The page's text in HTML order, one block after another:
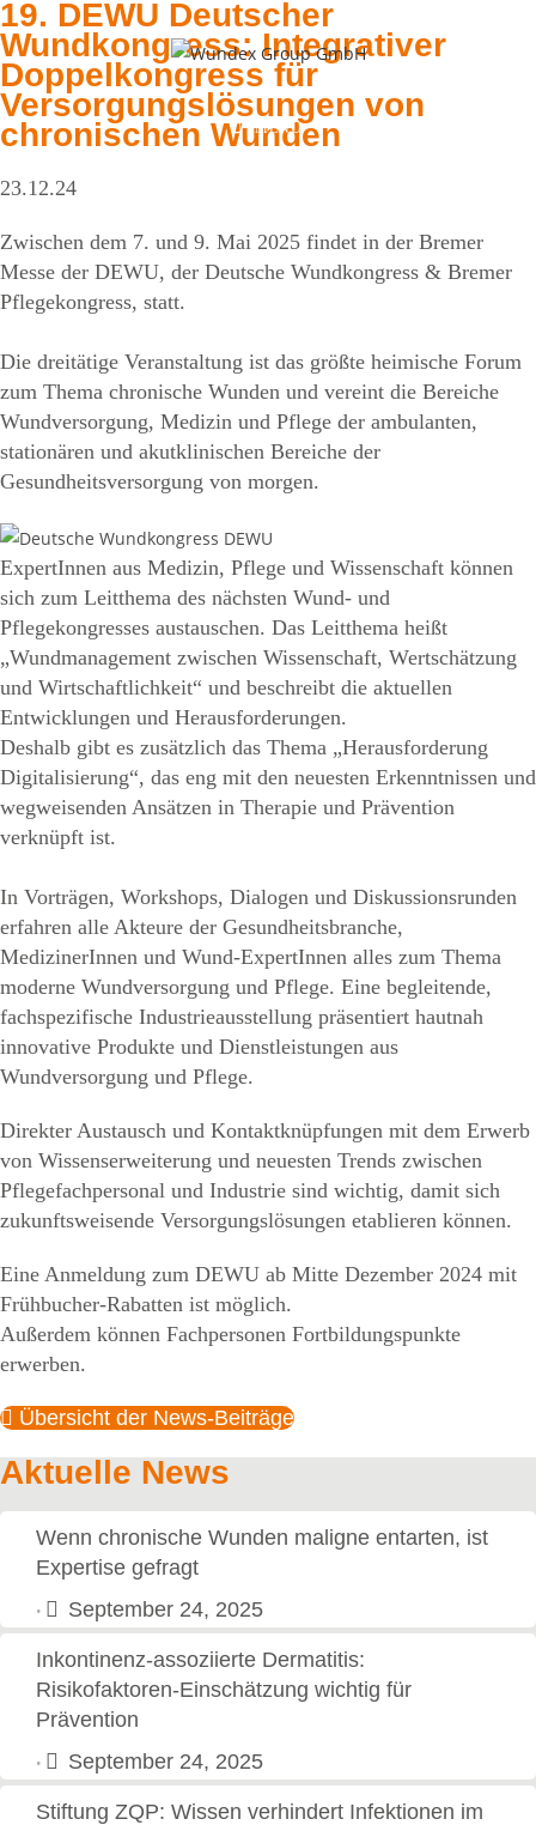
Zum
Inhalt
springen
MENÜ
19. DEWU Deutscher
Wundkongress: Integrativer
Doppelkongress für
Versorgungslösungen von
chronischen Wunden
23.12.24
Zwischen dem 7. und 9. Mai 2025 findet in der Bremer
Messe der DEWU, der Deutsche Wundkongress & Bremer
Pflegekongress, statt.
Die dreitätige Veranstaltung ist das größte heimische Forum
zum Thema chronische Wunden und vereint die Bereiche
Wundversorgung, Medizin und Pflege der ambulanten,
stationären und akutklinischen Bereiche der
Gesundheitsversorgung von morgen.
ExpertInnen aus Medizin, Pflege und Wissenschaft können
sich zum Leitthema des nächsten Wund- und
Pflegekongresses austauschen. Das Leitthema heißt
„Wundmanagement zwischen Wissenschaft, Wertschätzung
und Wirtschaftlichkeit“ und beschreibt die aktuellen
Entwicklungen und Herausforderungen.
Deshalb gibt es zusätzlich das Thema „Herausforderung
Digitalisierung“, das eng mit den neuesten Erkenntnissen und
wegweisenden Ansätzen in Therapie und Prävention
verknüpft ist.
In Vorträgen, Workshops, Dialogen und Diskussionsrunden
erfahren alle Akteure der Gesundheitsbranche,
MedizinerInnen und Wund-ExpertInnen alles zum Thema
moderne Wundversorgung und Pflege. Eine begleitende,
fachspezifische Industrieausstellung präsentiert hautnah
innovative Produkte und Dienstleistungen aus
Wundversorgung und Pflege.
Direkter Austausch und Kontaktknüpfungen mit dem Erwerb
von Wissenserweiterung und neuesten Trends zwischen
Pflegefachpersonal und Industrie sind wichtig, damit sich
zukunftsweisende Versorgungslösungen etablieren können.
Eine Anmeldung zum DEWU ab Mitte Dezember 2024 mit
Frühbucher-Rabatten ist möglich.
Außerdem können Fachpersonen Fortbildungspunkte
erwerben.
Übersicht der News-Beiträge
Aktuelle News
Wenn chronische Wunden maligne entarten, ist
Expertise gefragt
• September 24, 2025
Inkontinenz-assoziierte Dermatitis:
Risikofaktoren-Einschätzung wichtig für
Prävention
• September 24, 2025
Stiftung ZQP: Wissen verhindert Infektionen im